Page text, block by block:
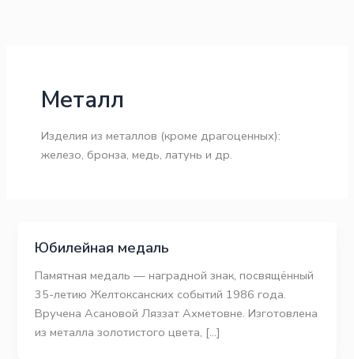
Металл
Изделия из металлов (кроме драгоценных):
железо, бронза, медь, латунь и др.
Юбилейная медаль
Памятная медаль — наградной знак, посвящённый
35-летию Желтоксанских событий 1986 года.
Вручена Асановой Ляззат Ахметовне. Изготовлена
из металла золотистого цвета, […]